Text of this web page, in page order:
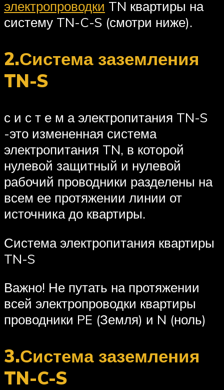
электропроводки TN квартиры на
систему TN-C-S (смотри ниже).
2.Система заземления
TN-S
с и с т е м а электропитания TN-S
-это измененная система
электропитания TN, в которой
нулевой защитный и нулевой
рабочий проводники разделены на
всем ее протяжении линии от
источника до квартиры.
Система электропитания квартиры
TN-S
Важно! Не путать на протяжении
всей электропроводки квартиры
проводники PE (Земля) и N (ноль)
3.Система заземления
TN-C-S